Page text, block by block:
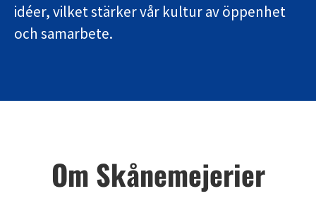
idéer, vilket stärker vår kultur av öppenhet
och samarbete.
Om Skånemejerier